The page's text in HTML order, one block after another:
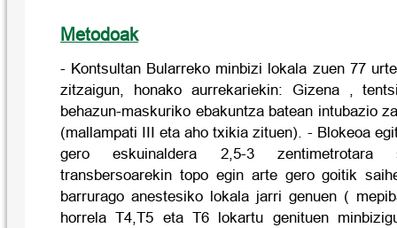
Metodoak
- Kontsultan Bularreko minbizi lokala zuen 77
zitzaigun, honako aurrekariekin: Gizena ,
behazun-maskuriko ebakuntza batean intubazio
(mallampati III eta aho txikia zituen). - Blokeoa
gero eskuinaldera 2,5-3
transbersoarekin topo egin arte gero goitik
barrurago anestesiko lokala jarri genuen (
horrela T4,T5 eta T6 lokartu genituen